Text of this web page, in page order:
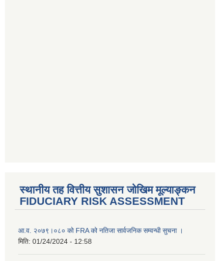
स्थानीय तह वित्तीय सुशासन जोखिम मूल्याङ्कन
FIDUCIARY RISK ASSESSMENT
आ.व. २०७९।०८० को FRA को नतिजा सार्वजनिक सम्वन्धी सुचना ।
मिति: 01/24/2024 - 12:58